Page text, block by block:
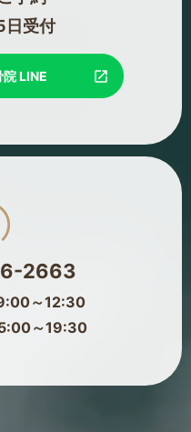
受付
院 LINE
2663
～12:30
19:30